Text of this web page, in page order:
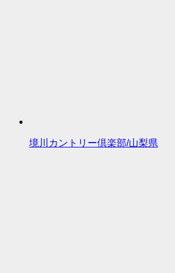
境川カントリー倶楽部/山梨県